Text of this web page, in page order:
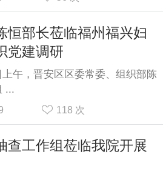
恒部长莅临福州福兴妇
党建调研
，晋安区区委常委、组织部陈
...
118 次
查工作组莅临我院开展